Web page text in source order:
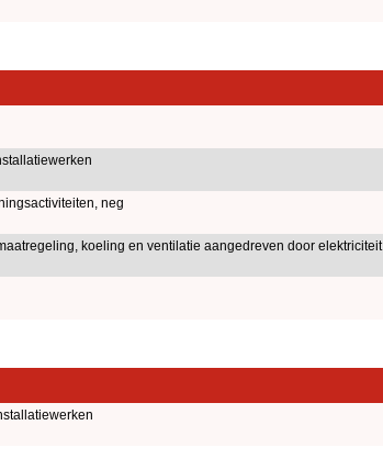
neg
koeling en ventilatie aangedreven door elektriciteit